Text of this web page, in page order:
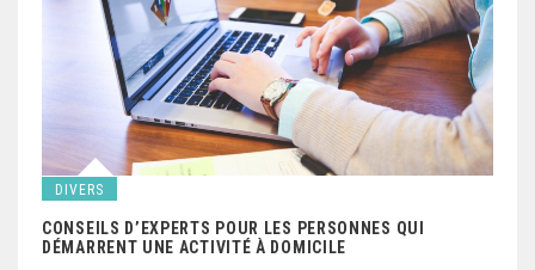
DIVERS
CONSEILS D’EXPERTS POUR LES PERSONNES QUI
DÉMARRENT UNE ACTIVITÉ À DOMICILE